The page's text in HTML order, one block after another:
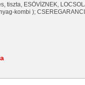
tiszta, ESŐVÍZNEK,
kombi );